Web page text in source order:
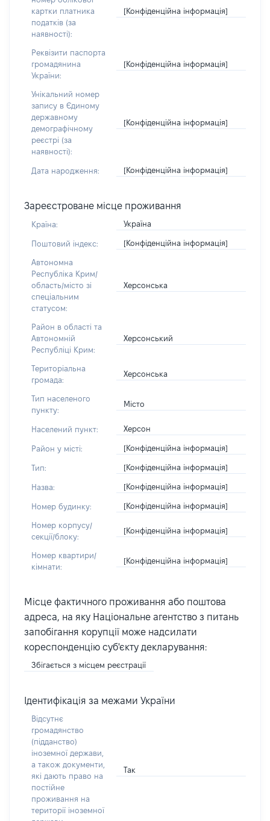
картки платника
податків (за
наявності):
[Конфіденційна інформація]
Реквізити паспорта
громадянина
України:
[Конфіденційна інформація]
Унікальний номер
запису в Єдиному
державному
демографічному
реєстрі (за
наявності):
[Конфіденційна інформація]
Дата народження: [Конфіденційна інформація]
Зареєстроване місце проживання
Країна: Україна
Поштовий індекс: [Конфіденційна інформація]
Автономна
Республіка Крим/
область/місто зі
спеціальним
статусом:
Херсонська
Район в області та
Автономній
Республіці Крим:
Херсонський
Територіальна
громада:
Херсонська
Тип населеного
пункту:
Місто
Населений пункт: Херсон
Район у місті: [Конфіденційна інформація]
Тип: [Конфіденційна інформація]
Назва: [Конфіденційна інформація]
Номер будинку: [Конфіденційна інформація]
Номер корпусу/
секції/блоку:
[Конфіденційна інформація]
Номер квартири/
кімнати:
[Конфіденційна інформація]
Місце фактичного проживання або поштова
адреса, на яку Національне агентство з питань
запобігання корупції може надсилати
кореспонденцію суб'єкту декларування:
Збігається з місцем реєстрації
Ідентифікація за межами України
Відсутнє
громадянство
(підданство)
іноземної держави,
а також документи,
які дають право на
постійне
проживання на
території іноземної
Так